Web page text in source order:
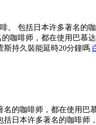
。 包括日本许多著名的
咖啡师，都在使用巴慕
斯持久裝能延時20分鐘嗎
的咖啡师，都在使用巴
日本许多著名的咖啡师